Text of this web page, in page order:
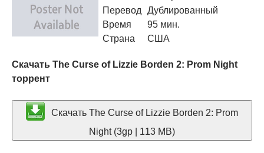
Перевод
Дублированный
Время
95 мин.
Страна
США
Скачать The Curse of Lizzie Borden 2: Prom Night
торрент
Скачать The Curse of Lizzie Borden 2: Prom
Night (3gp | 113 MB)